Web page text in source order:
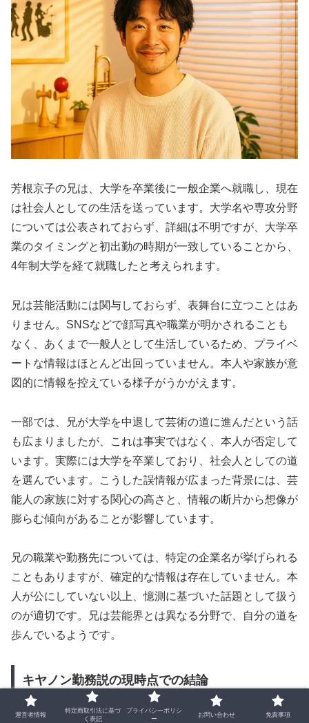
芳根京子の兄は、大学を卒業後に一般企業へ就職し、現在
は社会人としての生活を送っています。大学名や専攻分野
については公表されておらず、詳細は不明ですが、大学卒
業のタイミングと初出勤の時期が一致していることから、
4年制大学を経て就職したと考えられます。
兄は芸能活動には関与しておらず、表舞台に立つことはあ
りません。SNSなどで顔写真や職業が明かされることも
なく、あくまで一般人として生活しているため、プライベ
ートな情報はほとんど出回っていません。本人や家族が意
図的に情報を控えている様子がうかがえます。
一部では、兄が大学を中退して芸術の道に進んだという話
も広まりましたが、これは事実ではなく、本人が否定して
います。実際には大学を卒業しており、社会人としての道
を選んでいます。こうした誤情報が広まった背景には、芸
能人の家族に対する関心の高さと、情報の断片から想像が
膨らむ傾向があることが影響しています。
兄の職業や勤務先については、特定の企業名が挙げられる
こともありますが、確定的な情報は存在していません。本
人が公にしていない以上、憶測に基づいた話題として扱う
のが適切です。兄は芸能界とは異なる分野で、自分の道を
歩んでいるようです。
キヤノン勤務説の現時点での結論
運営者情報
特定商取引法に基づ
く表記
プライバシーポリシ
ー
お問い合わせ 免責事項